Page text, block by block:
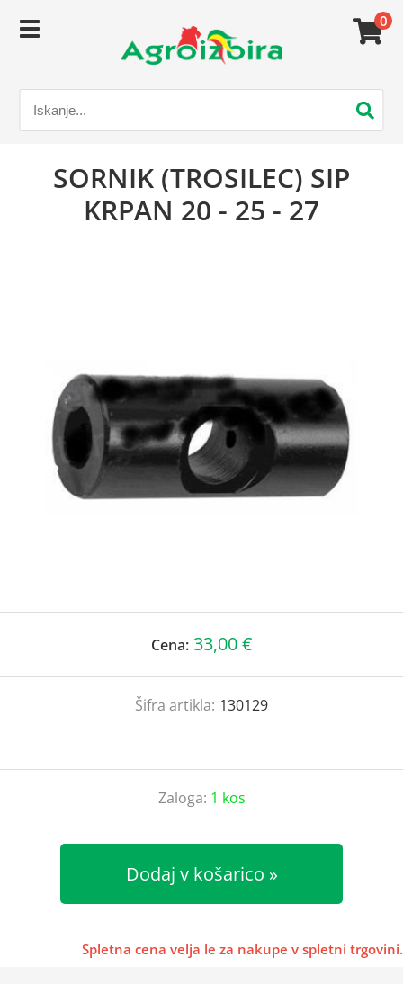
0
SORNIK (TROSILEC) SIP
KRPAN 20 - 25 - 27
Cena: 33,00 €
Šifra artikla: 130129
Zaloga: 1 kos
Dodaj v košarico
Spletna cena velja le za nakupe v spletni trgovini.